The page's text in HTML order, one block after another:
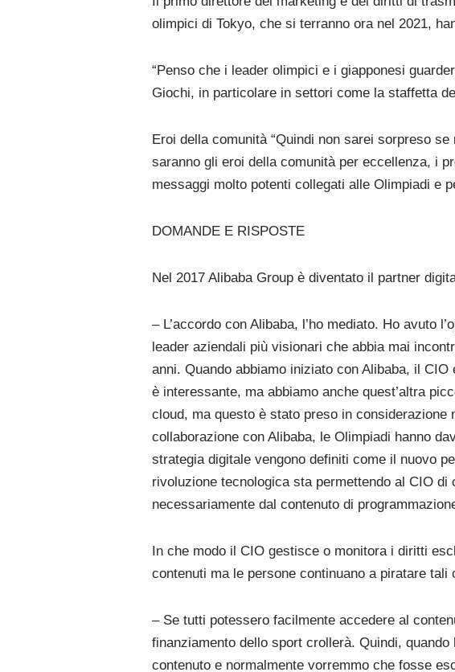
olimpici di Tokyo, che si terranno ora nel 2021,
“Penso che i leader olimpici e i giapponesi
Giochi, in particolare in settori come la staffetta
Eroi della comunità “Quindi non sarei sorpreso
saranno gli eroi della comunità per eccellenza, i
messaggi molto potenti collegati alle Olimpiadi e
DOMANDE E RISPOSTE
Nel 2017 Alibaba Group è diventato il partner
– L’accordo con Alibaba, l’ho mediato. Ho avuto
leader aziendali più visionari che abbia mai
anni. Quando abbiamo iniziato con Alibaba, il
è interessante, ma abbiamo anche quest’altra
cloud, ma questo è stato preso in
collaborazione con Alibaba, le Olimpiadi hanno
strategia digitale vengono definiti come il nuovo
rivoluzione tecnologica sta permettendo al CIO
necessariamente dal contenuto di
In che modo il CIO gestisce o monitora i diritti
contenuti ma le persone continuano a piratare tali
– Se tutti potessero facilmente accedere al
finanziamento dello sport crollerà. Quindi,
contenuto e normalmente vorremmo che fosse